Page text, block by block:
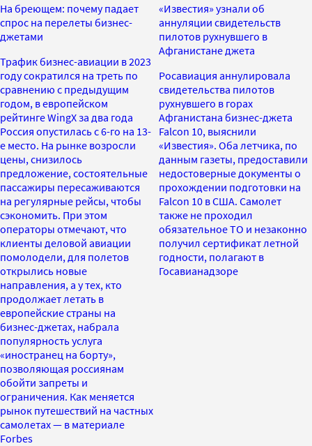
На бреющем: почему падает
спрос на перелеты бизнес-
джетами
Трафик бизнес-авиации в 2023
году сократился на треть по
сравнению с предыдущим
годом, в европейском
рейтинге WingX за два года
Россия опустилась с 6-го на 13-
е место. На рынке возросли
цены, снизилось
предложение, состоятельные
пассажиры пересаживаются
на регулярные рейсы, чтобы
сэкономить. При этом
операторы отмечают, что
клиенты деловой авиации
помолодели, для полетов
открылись новые
направления, а у тех, кто
продолжает летать в
европейские страны на
бизнес-джетах, набрала
популярность услуга
«иностранец на борту»,
позволяющая россиянам
обойти запреты и
ограничения. Как меняется
рынок путешествий на частных
самолетах — в материале
Forbes
«Известия» узнали об
аннуляции свидетельств
пилотов рухнувшего в
Афганистане джета
Росавиация аннулировала
свидетельства пилотов
рухнувшего в горах
Афганистана бизнес-джета
Falcon 10, выяснили
«Известия». Оба летчика, по
данным газеты, предоставили
недостоверные документы о
прохождении подготовки на
Falcon 10 в США. Самолет
также не проходил
обязательное ТО и незаконно
получил сертификат летной
годности, полагают в
Госавианадзоре